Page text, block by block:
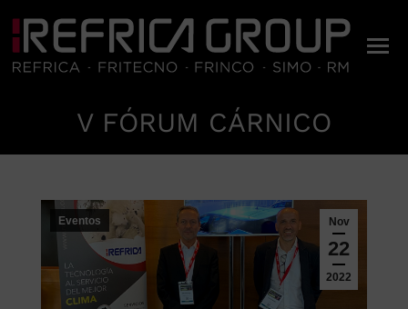
V FÓRUM CÁRNICO
Estás aquí:
Nov
22
2022
Eventos